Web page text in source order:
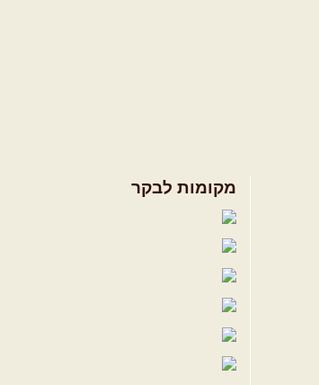
מקומות לבקר